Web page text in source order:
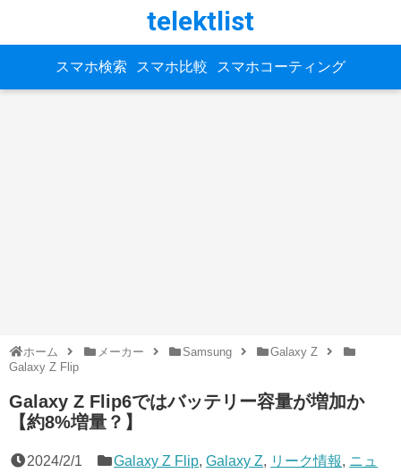
telektlist
スマホ検索 スマホ比較 スマホコーティング
ホーム メーカー Samsung
Galaxy Z
Galaxy Z Flip
Galaxy Z Flip6ではバッテリー容量が増加か
【約8%増量？】
2024/2/1 Galaxy Z Flip,Galaxy Z, リーク情報, ニュ